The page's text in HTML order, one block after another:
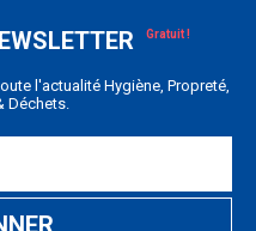
l'actualité Hygiène, Propreté,
Déchets.